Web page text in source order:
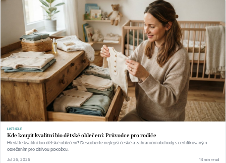
LISTICLE
Kde koupit kvalitní bio dětské oblečení: Průvodce pro rodiče
Hledáte kvalitní bio dětské oblečení? Descoberte nejlepší české a zahraniční obchody s certifikovaným
oblečením pro citlivou pokožku.
Jul 26, 2026 14 min read